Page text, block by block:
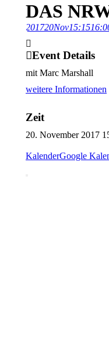
DAS
201720Nov15:15
Event Details
mit Marc Marshall
weitere Informationen
Zeit
20. November 2017
KalenderGoogle